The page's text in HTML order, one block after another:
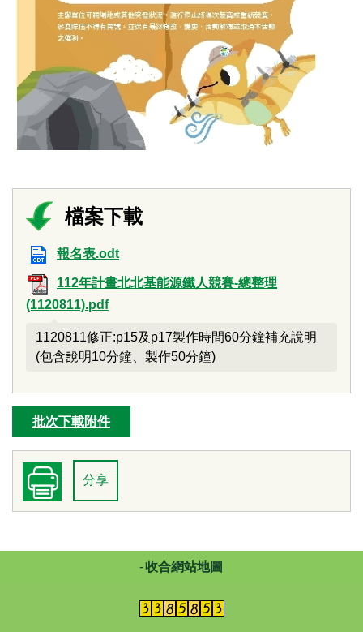
報名表.odt
112年計畫北北基能源鐵人競賽-總整理
(1120811).pdf
1120811修正:p15及p17製作時間60分鐘補充說明
(包含說明10分鐘、製作50分鐘)
批次下載附件
分享
收合網站地圖